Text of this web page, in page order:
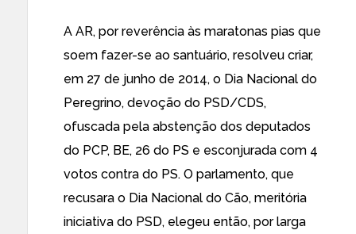
A AR, por reverência às maratonas pias que
soem fazer-se ao santuário, resolveu criar,
em 27 de junho de 2014, o Dia Nacional do
Peregrino, devoção do PSD/CDS,
ofuscada pela abstenção dos deputados
do PCP, BE, 26 do PS e esconjurada com 4
votos contra do PS. O parlamento, que
recusara o Dia Nacional do Cão, meritória
iniciativa do PSD, elegeu então, por larga